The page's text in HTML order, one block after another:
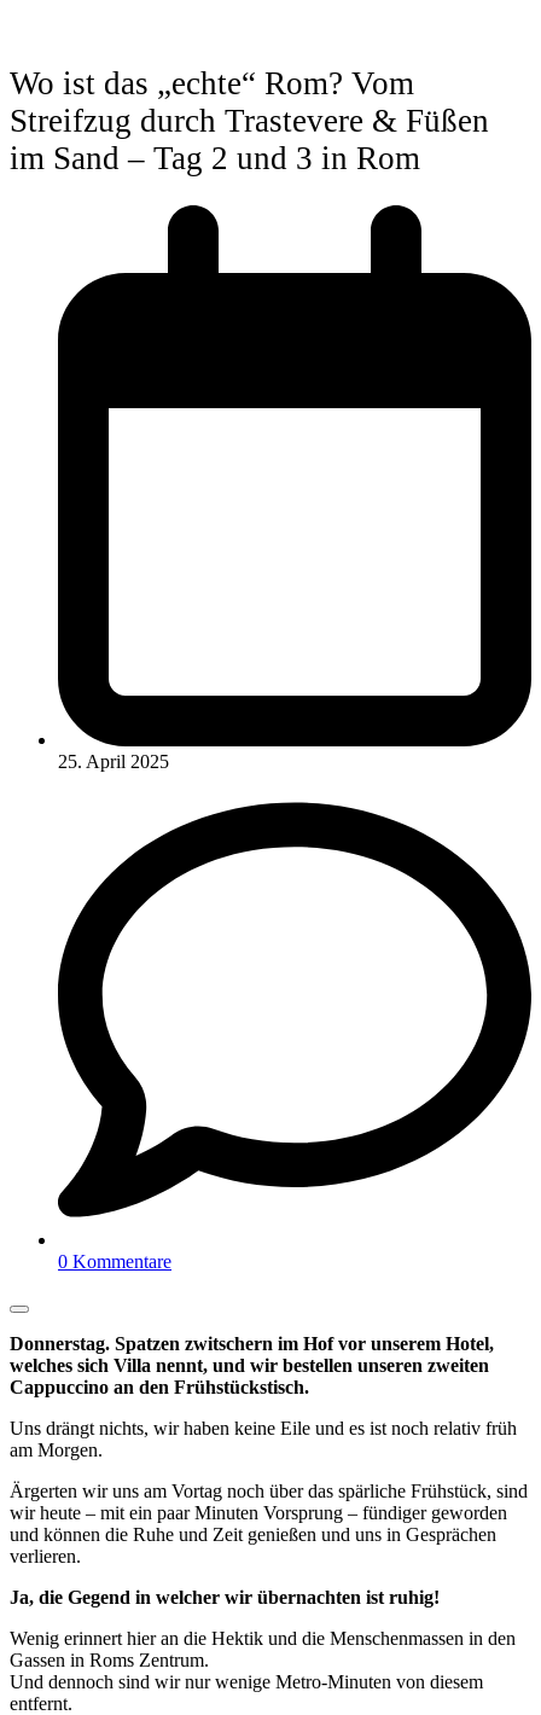
Wo ist das „echte“ Rom? Vom
Streifzug durch Trastevere & Füßen
im Sand – Tag 2 und 3 in Rom
25. April 2025
0 Kommentare
Donnerstag. Spatzen zwitschern im Hof vor unserem Hotel,
welches sich Villa nennt, und wir bestellen unseren zweiten
Cappuccino an den Frühstückstisch.
Uns drängt nichts, wir haben keine Eile und es ist noch relativ früh
am Morgen.
Ärgerten wir uns am Vortag noch über das spärliche Frühstück, sind
wir heute – mit ein paar Minuten Vorsprung – fündiger geworden
und können die Ruhe und Zeit genießen und uns in Gesprächen
verlieren.
Ja, die Gegend in welcher wir übernachten ist ruhig!
Wenig erinnert hier an die Hektik und die Menschenmassen in den
Gassen in Roms Zentrum.
Und dennoch sind wir nur wenige Metro-Minuten von diesem
entfernt.